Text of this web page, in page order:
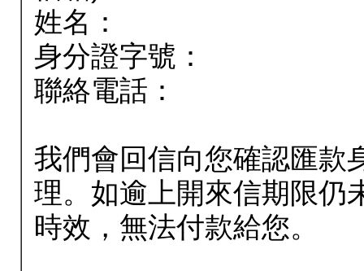
姓名：
身分證字號：
聯絡電話：
我們會回信向您確認匯款
理。如逾上開來信期限仍
時效，無法付款給您。